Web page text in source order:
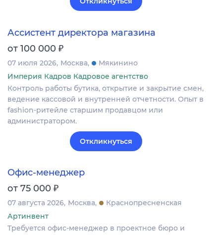
Ассистент директора магазина
от 100 000 ₽
07 июля 2026 Москва
Мякинино
Империя Кадров Кадровое агентство
Контроль работы бутика, открытие и закрытие смен,
ведение кассовой и внутренней отчетности. Опыт в
fashion-ритейле старшим продавцом или
администратором.
Откликнуться
Офис-менеджер
от 75 000 ₽
07 августа 2026 Москва
Краснопресненская
Артинвент
Требуется офис-менеджер в проектное бюро и